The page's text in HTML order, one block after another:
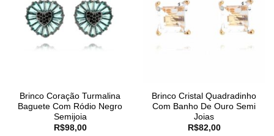
Brinco Coração Turmalina
Baguete Com Ródio Negro
Semijoia
R$98,00
Brinco Cristal Quadradinho
Com Banho De Ouro Semi
Joias
R$82,00